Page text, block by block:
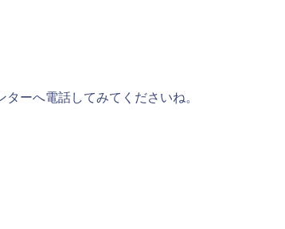
ーへ電話してみてくださいね。